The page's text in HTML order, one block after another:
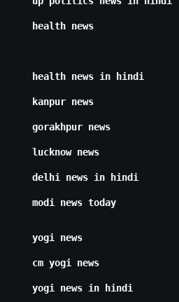
health news
health news in hindi
kanpur news
gorakhpur news
lucknow news
delhi news in hindi
modi news today
yogi news
cm yogi news
yogi news in hindi